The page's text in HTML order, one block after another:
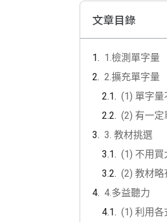
文章目錄
1.檢測單字量
2.擴充單字量
(1) 單字量
(2) 有一定
3. 教材挑選
(1) 不用買
(2) 教材略
4.多益聽力
(1) 利用各